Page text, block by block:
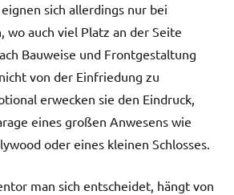
sich allerdings nur bei
wo auch viel Platz an der Seite
Bauweise und Frontgestaltung
von der Einfriedung zu
erwecken sie den Eindruck,
eines großen Anwesens wie
oder eines kleinen Schlosses.
man sich entscheidet, hängt von